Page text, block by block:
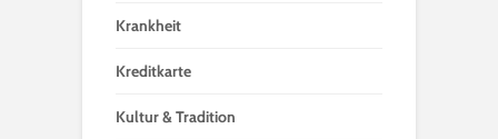
Krankheit
Kreditkarte
Kultur & Tradition